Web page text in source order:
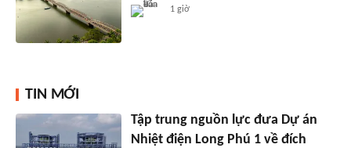
1 giờ
TIN MỚI
Tập trung nguồn lực đưa Dự án
Nhiệt điện Long Phú 1 về đích